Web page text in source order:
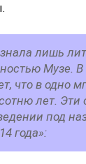
лишь
Музе. В
что в одно
лет. Эти
под
года»: